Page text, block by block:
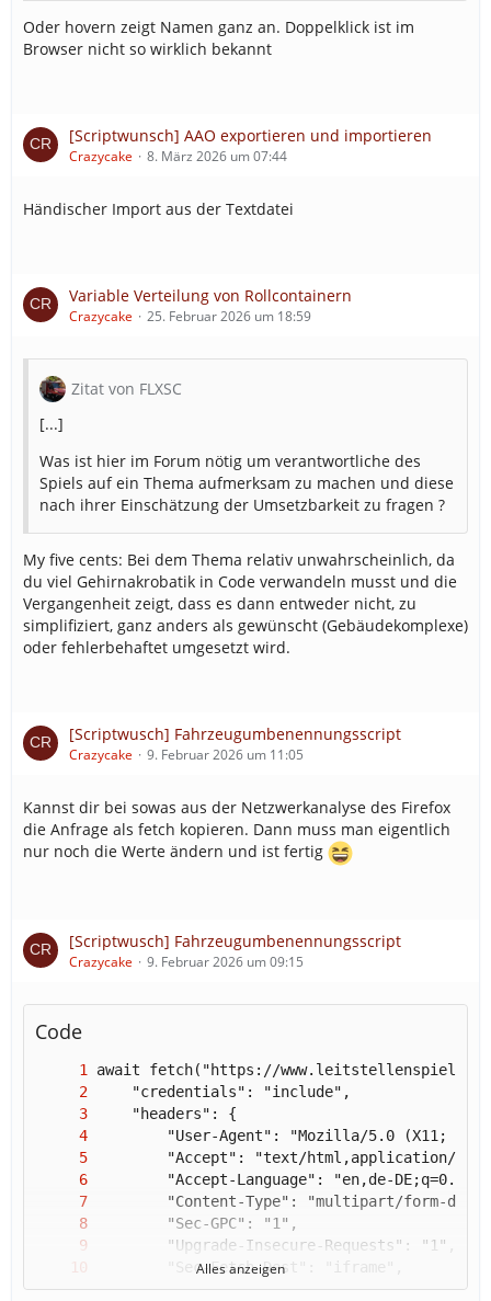
Hat ein Streifenwagen einen Einsatz generiert,
einen Sprechwunsch und teilt den Einsatz mit.
Außerdem wechselt es automatisch in Status 4️⃣
nachalarmieren.
einen Sprechwunsch und teilt den Einsatz mit. In
der Realität hinge es von den konkreten
Ladendiebstahl fahre und an einem VU mit
Verletzten vorbeikomme, halte ich an; wenn ich zu
simulieren, fände ich zu komplex. Das Fahrzeug
sollte daher zum aktuellen Ziel weiterfahren. –
Bonus: Im Sprechwunsch erscheint zusätzlich ein
Button "Einsatz übernehmen": Das Fahrzeug
nimmt den Einsatz dann wahr, reiht den
ursprünglichen Einsatz als nächsten Einsatz ein
und fährt nach Einsatzende dorthin weiter.
Streifenwagen generiert Einsätze
Einsätze generieren, wenn sie unterwegs sind.
Auch auf der Rückfahrt zur Wache sind sie ja auf
Streifenfahrten (oder in Streifenbezirke) zu
schicken wäre einezusätzlicheMöglichkeit, um
die Fahrzeuge länger auf der Karte zu haben. Man
brennt!"
Das wäre so für mich eine Skizzierung der idealen
Lösung. Ich bin mir aber dessen bewusst, dass es auch
viele "zweitbeste" Lösungen gibt.
Oder hovern zeigt Namen ganz an. Doppelklick ist im
Browser nicht so wirklich bekannt
[Scriptwunsch] AAO exportieren und importieren
Crazycake 8. März 2026 um 07:44
Händischer Import aus der Textdatei
Variable Verteilung von Rollcontainern
Crazycake 25. Februar 2026 um 18:59
Zitat von FLXSC
[...]
Was ist hier im Forum nötig um verantwortliche des
Spiels auf ein Thema aufmerksam zu machen und diese
nach ihrer Einschätzung der Umsetzbarkeit zu fragen ?
My five cents: Bei dem Thema relativ unwahrscheinlich, da
du viel Gehirnakrobatik in Code verwandeln musst und die
Vergangenheit zeigt, dass es dann entweder nicht, zu
simplifiziert, ganz anders als gewünscht (Gebäudekomplexe)
oder fehlerbehaftet umgesetzt wird.
[Scriptwusch] Fahrzeugumbenennungsscript
Crazycake 9. Februar 2026 um 11:05
Kannst dir bei sowas aus der Netzwerkanalyse des Firefox
die Anfrage als fetch kopieren. Dann muss man eigentlich
nur noch die Werte ändern und ist fertig
[Scriptwusch] Fahrzeugumbenennungsscript
Crazycake 9. Februar 2026 um 09:15
Code
Alles anzeigen